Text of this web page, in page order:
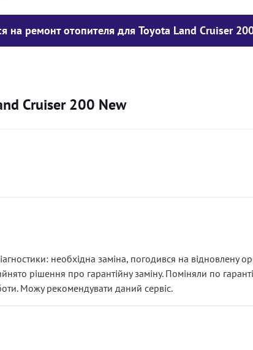
на ремонт отопителя для Toyota Land Cruiser
Cruiser 200 New
необхідна заміна, погодився на відновлену
рішення про гарантійну заміну. Поміняли по
Можу рекомендувати даний сервіс.